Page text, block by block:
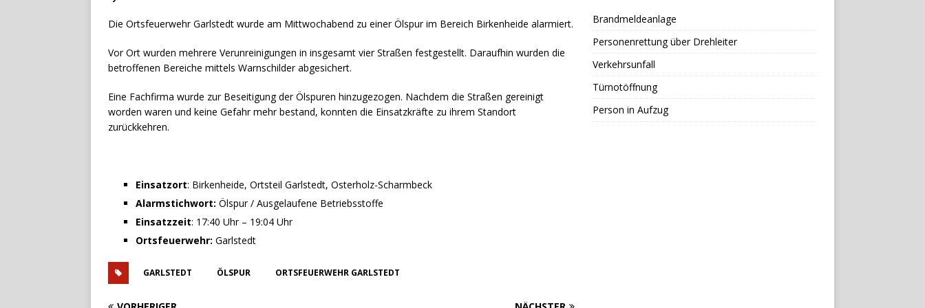
Die Ortsfeuerwehr Garlstedt wurde am Mittwochabend zu einer Ölspur im Bereich Birkenheide alarmiert.
Vor Ort wurden mehrere Verunreinigungen in insgesamt vier Straßen festgestellt. Daraufhin wurden die
betroffenen Bereiche mittels Warnschilder abgesichert.
Eine Fachfirma wurde zur Beseitigung der Ölspuren hinzugezogen. Nachdem die Straßen gereinigt
worden waren und keine Gefahr mehr bestand, konnten die Einsatzkräfte zu ihrem Standort
zurückkehren.
Einsatzort: Birkenheide, Ortsteil Garlstedt, Osterholz-Scharmbeck
Alarmstichwort: Ölspur / Ausgelaufene Betriebsstoffe
Einsatzzeit: 17:40 Uhr – 19:04 Uhr
Ortsfeuerwehr: Garlstedt
GARLSTEDT ÖLSPUR ORTSFEUERWEHR GARLSTEDT
Brandmeldeanlage
Personenrettung über Drehleiter
Verkehrsunfall
Türnotöffnung
Person in Aufzug